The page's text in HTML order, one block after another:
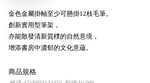
金色金屬掛軸至少可懸掛12枝毛筆。
創新實用型筆架，
亦能散發清新質樸的自然意境，
增添書房中濃郁的文化意蘊。
商品規格